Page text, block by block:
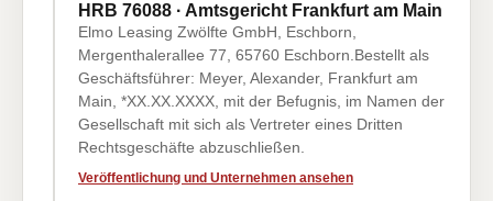
HRB 76088 · Amtsgericht Frankfurt am Main
Elmo Leasing Zwölfte GmbH, Eschborn,
Mergenthalerallee 77, 65760 Eschborn.Bestellt als
Geschäftsführer: Meyer, Alexander, Frankfurt am
Main, *XX.XX.XXXX, mit der Befugnis, im Namen der
Gesellschaft mit sich als Vertreter eines Dritten
Rechtsgeschäfte abzuschließen.
Veröffentlichung und Unternehmen ansehen